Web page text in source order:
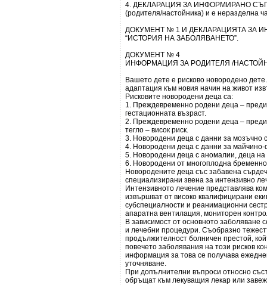
4. ДЕКЛАРАЦИЯ ЗА ИНФОРМИРАНО
(родителя/настойника) и е неразделна
ДОКУМЕНТ № 1 И ДЕКЛАРАЦИЯТА ЗА
“ИСТОРИЯ НА ЗАБОЛЯВАНЕТО”.
ДОКУМЕНТ № 4
ИНФОРМАЦИЯ ЗА РОДИТЕЛЯ /
Вашето дете е рисково новородено
адаптация към новия начин на живот
Рисковите новородени деца са:
1. Преждевременно родени деца –
гестационната възраст.
2. Преждевременно родени деца – преди
тегло – висок риск.
3. Новородени деца с данни за мозъчно
4. Новородени деца с данни за
5. Новородени деца с аномалии, деца на
6. Новородени от многоплодна
Новородените деца със забавена
специализирани звена за интензивно
Интензивното лечение представлява
извършват от високо квалифицирани
субспециалности и реанимационни
апаратна вентилация, мониторен
В зависимост от основното заболяване
и лечебни процедури. Съобразно
продължителност болничен престой,
повечето заболявания на този рисков
информация за това се получава
уточняване.
При допълнителни въпроси относно
обръщат към лекуващия лекар или